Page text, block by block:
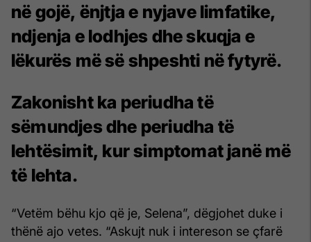
në gojë, ënjtja e nyjave limfatike,
ndjenja e lodhjes dhe skuqja e
lëkurës më së shpeshti në fytyrë.
Zakonisht ka periudha të
sëmundjes dhe periudha të
lehtësimit, kur simptomat janë më
të lehta.
“Vetëm bëhu kjo që je, Selena”, dëgjohet duke i
thënë ajo vetes. “Askujt nuk i intereson se çfarë